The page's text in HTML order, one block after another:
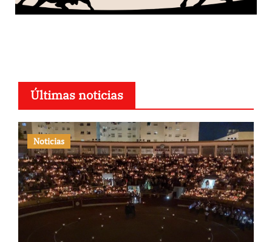
Últimas noticias
Noticias